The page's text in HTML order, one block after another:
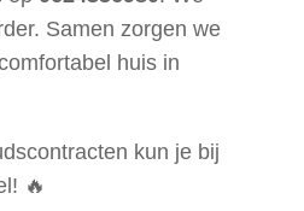
Samen zorgen we
huis in
kun je bij
🔥